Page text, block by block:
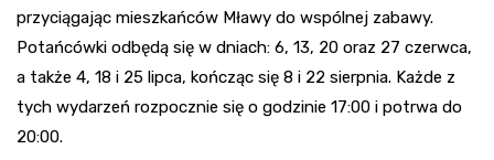
przyciągając mieszkańców Mławy do wspólnej zabawy.
Potańcówki odbędą się w dniach: 6, 13, 20 oraz 27 czerwca,
a także 4, 18 i 25 lipca, kończąc się 8 i 22 sierpnia. Każde z
tych wydarzeń rozpocznie się o godzinie 17:00 i potrwa do
20:00.